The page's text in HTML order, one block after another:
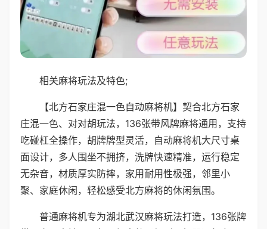
相关麻将玩法及特色;
【北方石家庄混一色自动麻将机】契合北方石家
庄混一色、对对胡玩法，136张带风牌麻将通用，支持
吃碰杠全操作，胡牌牌型灵活，自动麻将机大尺寸桌
面设计，多人围坐不拥挤，洗牌快速精准，运行稳定
无杂音，材质厚实防摔，家用耐用性极强，邻里小
聚、家庭休闲，轻松感受北方麻将的休闲氛围。
普通麻将机专为湖北武汉麻将玩法打造，136张牌